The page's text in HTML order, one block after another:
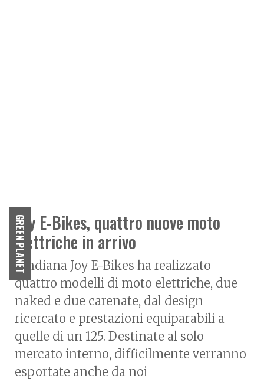
GREEN PLANET
Joy E-Bikes, quattro nuove moto
elettriche in arrivo
L'indiana Joy E-Bikes ha realizzato
quattro modelli di moto elettriche, due
naked e due carenate, dal design
ricercato e prestazioni equiparabili a
quelle di un 125. Destinate al solo
mercato interno, difficilmente verranno
esportate anche da noi